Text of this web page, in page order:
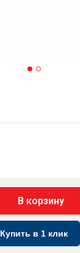
В корзину
Купить в 1 клик